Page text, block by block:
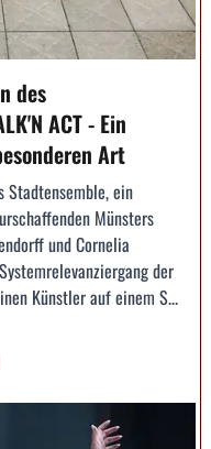
des
ACT - Ein
Art
Stadtensemble, ein
Münsters
und Cornelia
der
Künstler auf einem S...